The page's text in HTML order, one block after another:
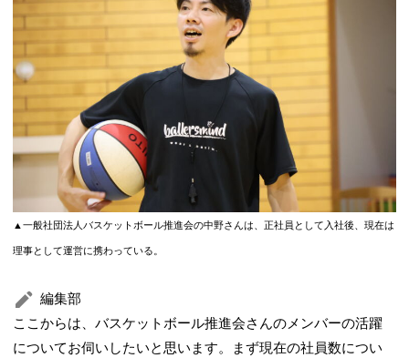
▲一般社団法人バスケットボール推進会の中野さんは、正社員として入社後、現在は
理事として運営に携わっている。
編集部
ここからは、バスケットボール推進会さんのメンバーの活躍
についてお伺いしたいと思います。まず現在の社員数につい